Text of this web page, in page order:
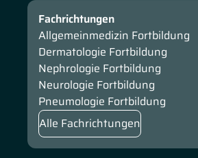
Fachrichtungen
Allgemeinmedizin Fortbildung
Dermatologie Fortbildung
Nephrologie Fortbildung
Neurologie Fortbildung
Pneumologie Fortbildung
Alle Fachrichtungen